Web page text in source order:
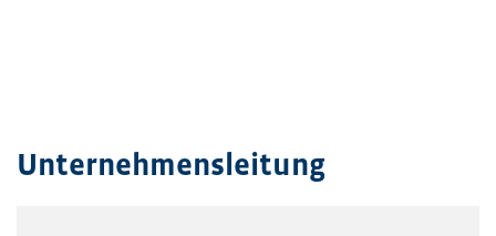
Unternehmensleitung